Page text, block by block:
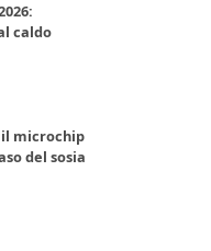
caldo
microchip
del sosia